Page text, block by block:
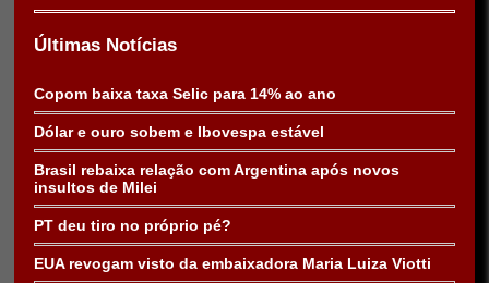
Últimas Notícias
Copom baixa taxa Selic para 14% ao ano
Dólar e ouro sobem e Ibovespa estável
Brasil rebaixa relação com Argentina após novos
insultos de Milei
PT deu tiro no próprio pé?
EUA revogam visto da embaixadora Maria Luiza Viotti